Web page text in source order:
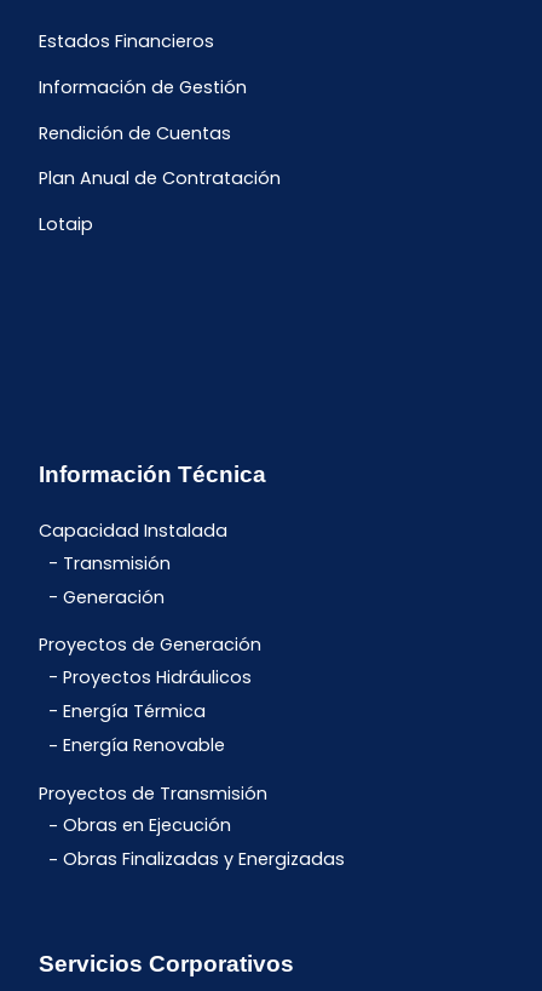
Estados Financieros
Información de Gestión
Rendición de Cuentas
Plan Anual de Contratación
Lotaip
Información Técnica
Capacidad Instalada
Transmisión
Generación
Proyectos de Generación
Proyectos Hidráulicos
Energía Térmica
Energía Renovable
Proyectos de Transmisión
Obras en Ejecución
Obras Finalizadas y Energizadas
Servicios Corporativos